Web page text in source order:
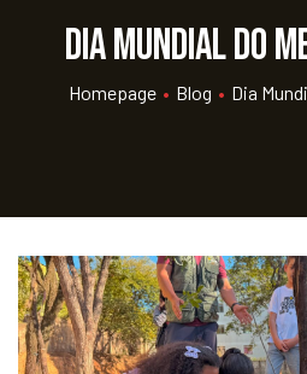
Dia Mundial do
Homepage • Blog • Dia